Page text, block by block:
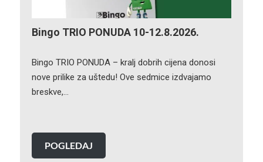
Bingo TRIO PONUDA 10-12.8.2026.
Bingo TRIO PONUDA – kralj dobrih cijena donosi
nove prilike za uštedu! Ove sedmice izdvajamo
breskve,…
POGLEDAJ